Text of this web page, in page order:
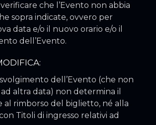
che l’Evento non abbia
sopra indicate, ovvero per
data e/o il nuovo orario e/o il
dell’Evento.
svolgimento dell’Evento (che non
altra data) non determina il
al rimborso del biglietto, né alla
Titoli di ingresso relativi ad